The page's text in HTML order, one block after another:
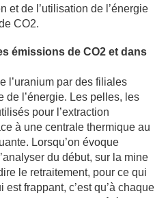
et de l’utilisation de l’énergie
CO2.
émissions de CO2 et dans
l’uranium par des filiales
de l’énergie. Les pelles, les
pour l’extraction
à une centrale thermique au
Lorsqu’on évoque
du début, sur la mine
le retraitement, pour ce qui
frappant, c’est qu’à chaque